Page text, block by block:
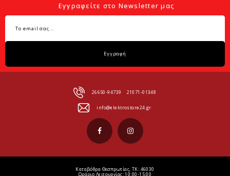
Εγγραφείτε στο Newsletter μας
Εγγραφή
26650-94739 21071-01348
info@elektrostore24.gr
Καταβόθρα Θεσπρωτίας, ΤΚ: 46030
Ωράριο Λειτουργίας: 10:00-15:00